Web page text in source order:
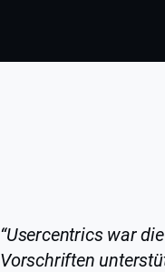
“Usercentrics war
Vorschriften